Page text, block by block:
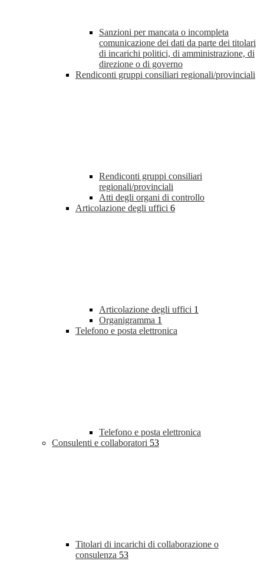
Sanzioni per mancata o incompleta
comunicazione dei dati da parte dei titolari
di incarichi politici, di amministrazione, di
direzione o di governo
Rendiconti gruppi consiliari regionali/provinciali
Rendiconti gruppi consiliari
regionali/provinciali
Atti degli organi di controllo
Articolazione degli uffici 6
Articolazione degli uffici 1
Organigramma 1
Telefono e posta elettronica
Telefono e posta elettronica
Consulenti e collaboratori 53
Titolari di incarichi di collaborazione o
consulenza 53